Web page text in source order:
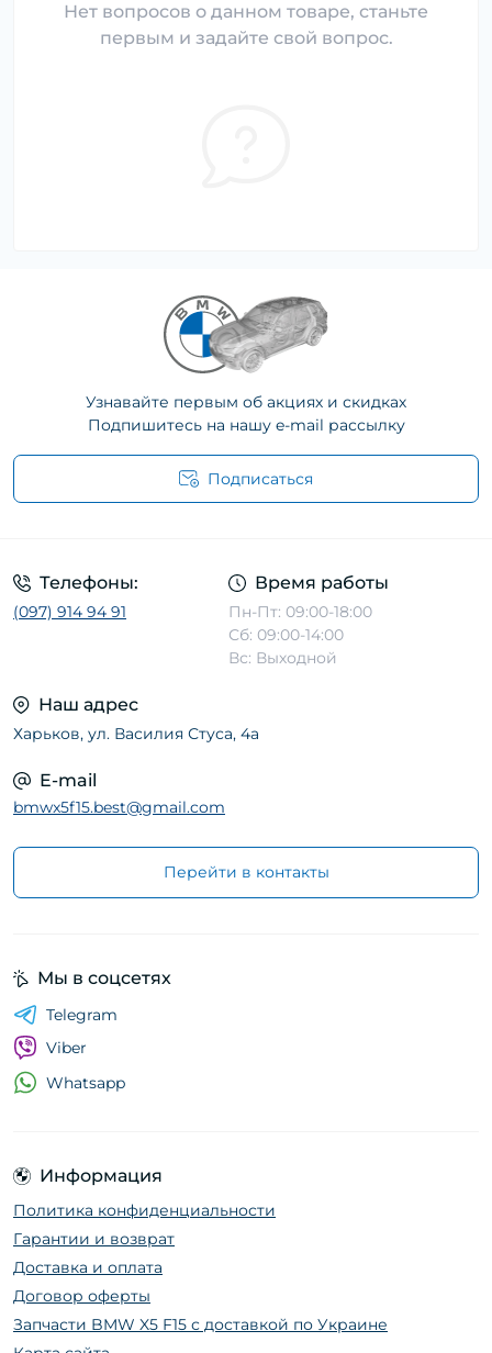
Нет вопросов о данном товаре, станьте
первым и задайте свой вопрос.
Узнавайте первым об акциях и скидках
Подпишитесь на нашу e-mail рассылку
Подписаться
Телефоны:
(097) 914 94 91
Время работы
Пн-Пт: 09:00-18:00
Сб: 09:00-14:00
Вс: Выходной
Наш адрес
Харьков, ул. Василия Стуса, 4а
E-mail
bmwx5f15.best@gmail.com
Перейти в контакты
Информация
Политика конфиденциальности
Гарантии и возврат
Доставка и оплата
Договор оферты
Запчасти BMW X5 F15 с доставкой по Украине
Мы в соцсетях
Telegram
Viber
Whatsapp